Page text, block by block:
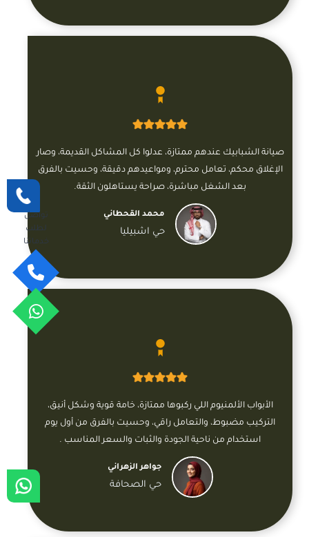
صيانة الشبابيك عندهم ممتازة، عدلوا كل المشاكل القديمة، وصار
الإغلاق محكم، تعامل محترم، ومواعيدهم دقيقة، وحسيت بالفرق
بعد الشغل مباشرة، صراحة يستاهلون الثقة.
محمد القحطاني
حي اشبيليا
الأبواب الألمنيوم اللي ركبوها ممتازة، خامة قوية وشكل أنيق،
التركيب مضبوط، والتعامل راقي، وحسيت بالفرق من أول يوم
استخدام من ناحية الجودة والثبات والسعر المناسب .
جواهر الزهراني
حي الصحافة
تواصل
لطلب
خدماتنا